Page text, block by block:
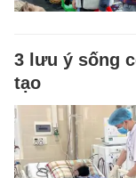
3 lưu ý sống
tạo